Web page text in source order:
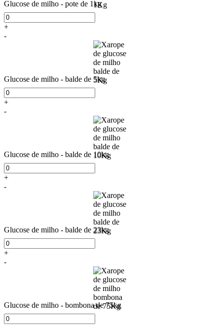
Glucose de milho - pote de 1kg
+
-
Glucose de milho - balde de 5kg
+
-
Glucose de milho - balde de 10kg
+
-
Glucose de milho - balde de 23kg
+
-
Glucose de milho - bombona de 75kg